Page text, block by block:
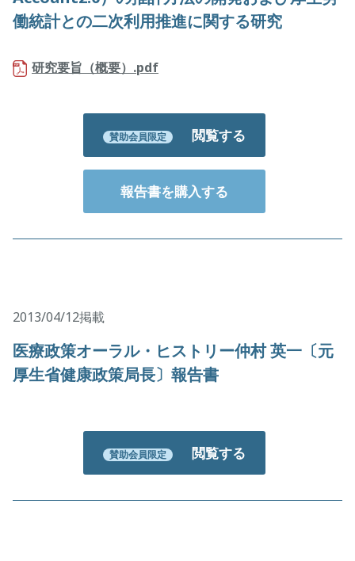
働統計との二次利用推進に関する研究
研究要旨（概要）.pdf
賛助会員限定 閲覧する
報告書を購入する
2013/04/12掲載
医療政策オーラル・ヒストリー仲村 英一〔元
厚生省健康政策局長〕報告書
賛助会員限定 閲覧する